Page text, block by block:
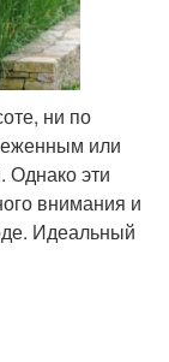
ни по
или
Однако эти
внимания и
Идеальный